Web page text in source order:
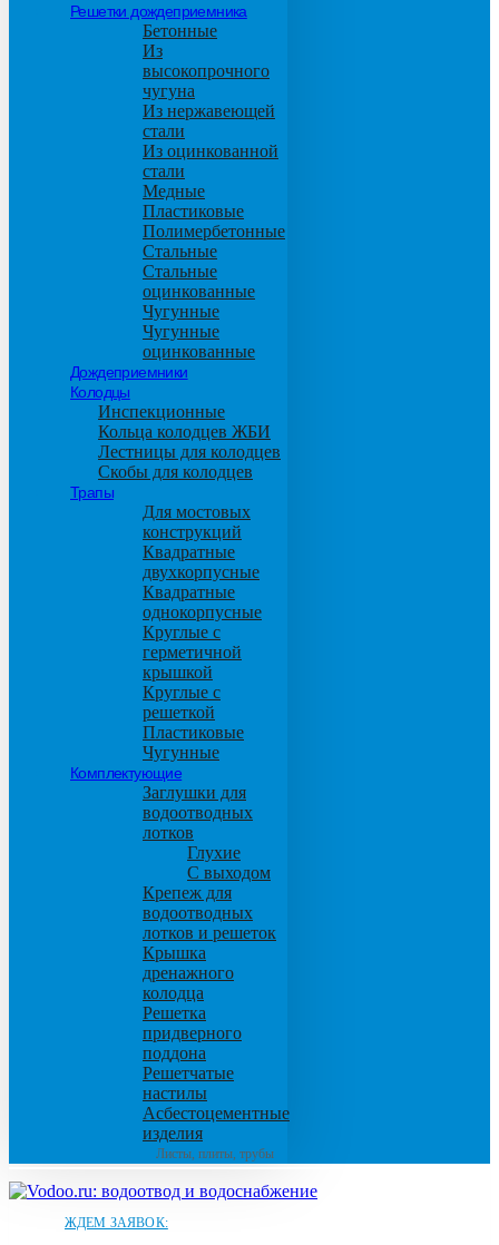
Решетки дождеприемника
Бетонные
Из
высокопрочного
чугуна
Из нержавеющей
стали
Из оцинкованной
стали
Медные
Пластиковые
Полимербетонные
Стальные
Стальные
оцинкованные
Чугунные
Чугунные
оцинкованные
Дождеприемники
Колодцы
Инспекционные
Кольца колодцев ЖБИ
Лестницы для колодцев
Скобы для колодцев
Трапы
Для мостовых
конструкций
Квадратные
двухкорпусные
Квадратные
однокорпусные
Круглые с
герметичной
крышкой
Круглые с
решеткой
Пластиковые
Чугунные
Комплектующие
Заглушки для
водоотводных
лотков
Глухие
С выходом
Крепеж для
водоотводных
лотков и решеток
Крышка
дренажного
колодца
Решетка
придверного
поддона
Решетчатые
настилы
Асбестоцементные
изделия
Листы, плиты, трубы
ЖДЕМ ЗАЯВОК: